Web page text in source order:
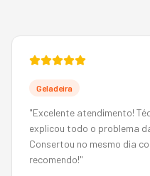
Geladeira
"Excelente atendimento!
explicou todo o problema
Consertou no mesmo dia
recomendo!"